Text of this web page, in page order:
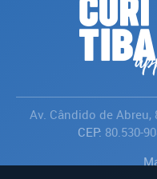
Av. Cândido de Abreu,
CEP: 80.530-